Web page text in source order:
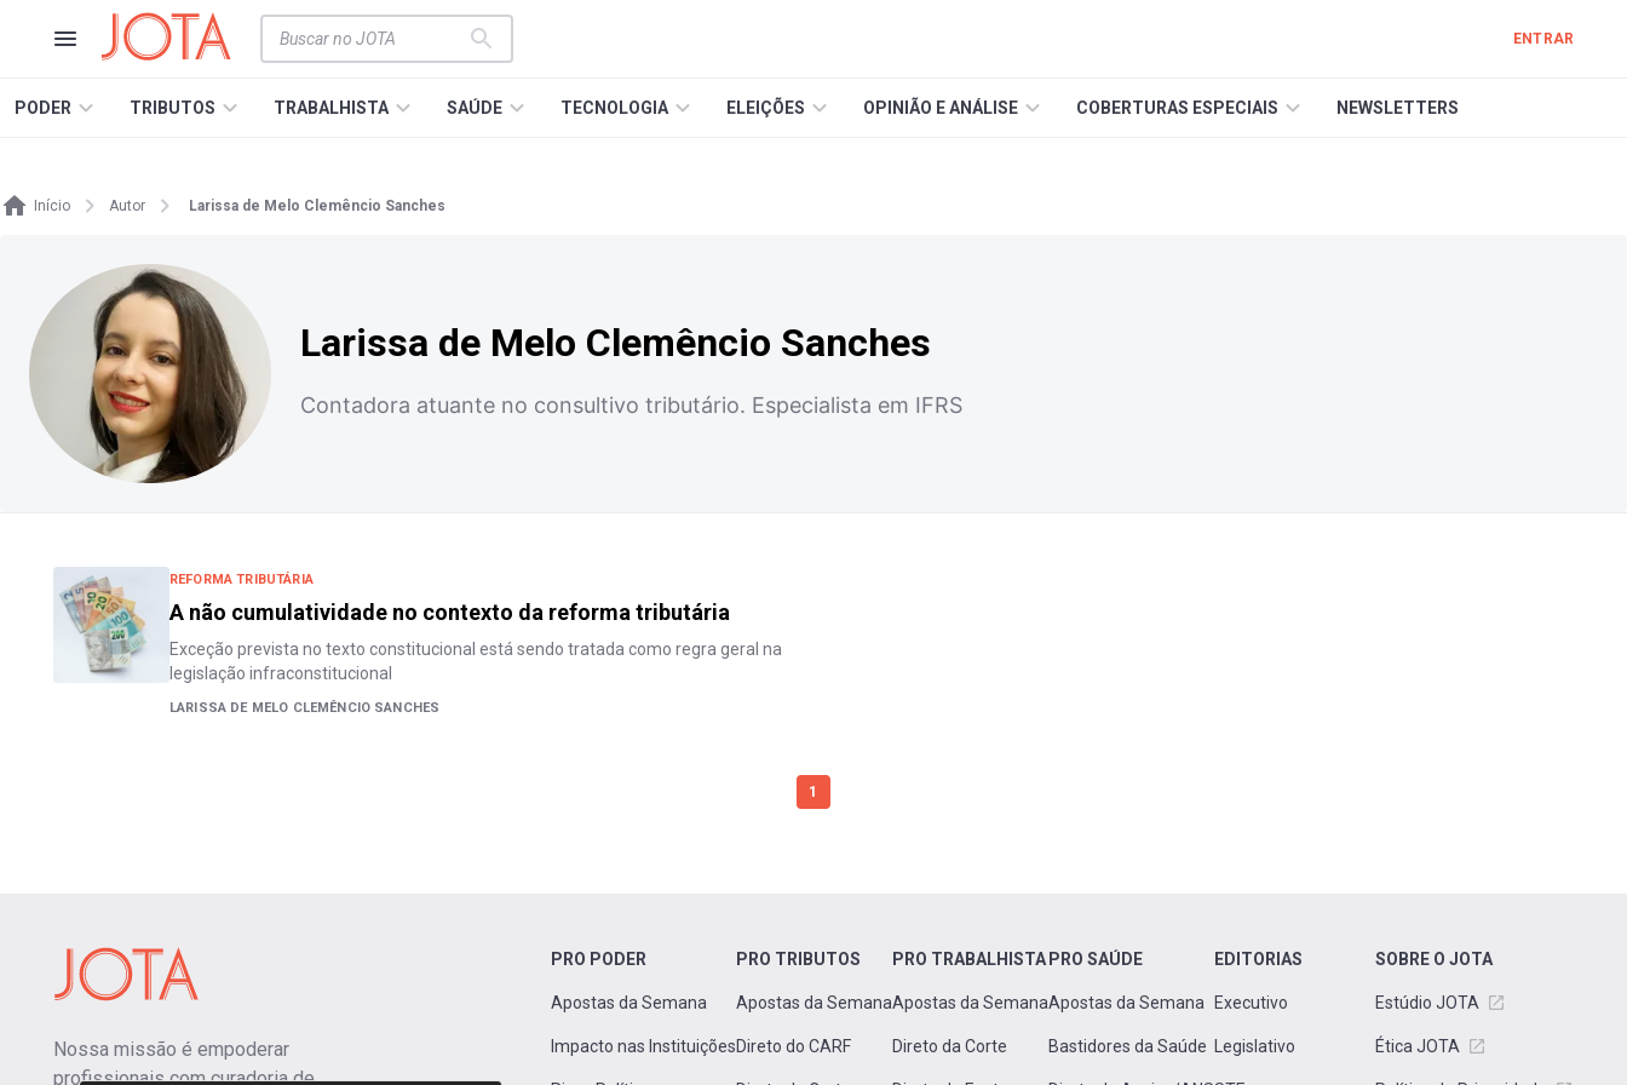
ENTRAR
PODER TRIBUTOS TRABALHISTA SAÚDE TECNOLOGIA ELEIÇÕES OPINIÃO E ANÁLISE COBERTURAS ESPECIAIS NEWSLETTERS
Início Autor Larissa de Melo Clemêncio Sanches
Larissa de Melo Clemêncio Sanches
Contadora atuante no consultivo tributário. Especialista em IFRS
REFORMA TRIBUTÁRIA
A não cumulatividade no contexto da reforma tributária
Exceção prevista no texto constitucional está sendo tratada como regra geral na
legislação infraconstitucional
LARISSA DE MELO CLEMÊNCIO SANCHES
1
Nossa missão é empoderar
profissionais com curadoria de
PRO PODER
Apostas da Semana
Impacto nas Instituições
PRO TRIBUTOS
Apostas da Semana
Direto do CARF
PRO TRABALHISTA
Apostas da Semana
Direto da Corte
PRO SAÚDE
Apostas da Semana
Bastidores da Saúde
EDITORIAS
Executivo
Legislativo
SOBRE O JOTA
Estúdio JOTA
Ética JOTA